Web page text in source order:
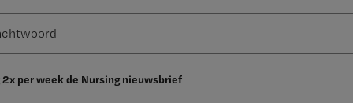
2x per week de Nursing nieuwsbrief